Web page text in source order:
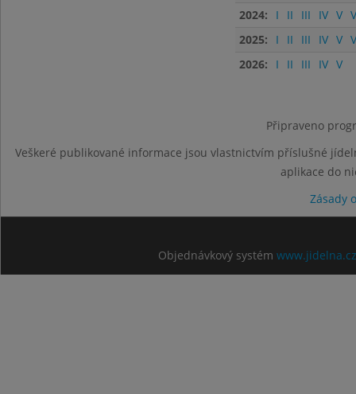
2024:
I II III IV V
2025:
I II III IV V
2026:
I II III IV V
Připraveno
Veškeré publikované informace jsou vlastnictvím příslušné
aplikace do
Zásady
Objednávkový systém www.jidelna.cz